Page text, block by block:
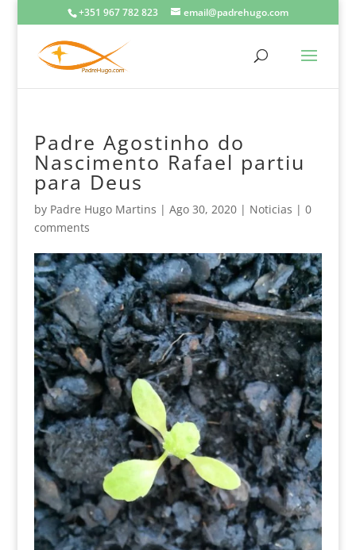
+351 967 782 823 email@padrehugo.com
Padre Agostinho do
Nascimento Rafael partiu
para Deus
by Padre Hugo Martins | Ago 30, 2020| Noticias | 0
comments